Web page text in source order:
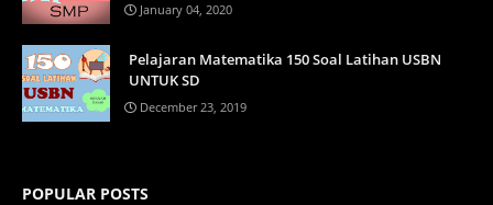
January 04, 2020
Pelajaran Matematika 150 Soal Latihan USBN
UNTUK SD
December 23, 2019
POPULAR POSTS